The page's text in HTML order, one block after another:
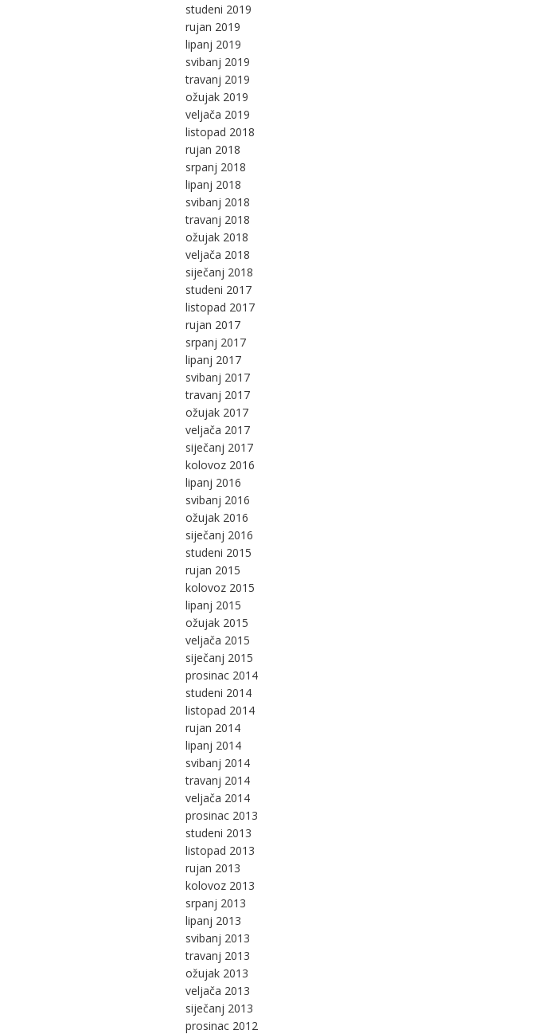
studeni 2019
rujan 2019
lipanj 2019
svibanj 2019
travanj 2019
ožujak 2019
veljača 2019
listopad 2018
rujan 2018
srpanj 2018
lipanj 2018
svibanj 2018
travanj 2018
ožujak 2018
veljača 2018
siječanj 2018
studeni 2017
listopad 2017
rujan 2017
srpanj 2017
lipanj 2017
svibanj 2017
travanj 2017
ožujak 2017
veljača 2017
siječanj 2017
kolovoz 2016
lipanj 2016
svibanj 2016
ožujak 2016
siječanj 2016
studeni 2015
rujan 2015
kolovoz 2015
lipanj 2015
ožujak 2015
veljača 2015
siječanj 2015
prosinac 2014
studeni 2014
listopad 2014
rujan 2014
lipanj 2014
svibanj 2014
travanj 2014
veljača 2014
prosinac 2013
studeni 2013
listopad 2013
rujan 2013
kolovoz 2013
srpanj 2013
lipanj 2013
svibanj 2013
travanj 2013
ožujak 2013
veljača 2013
siječanj 2013
prosinac 2012